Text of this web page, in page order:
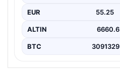
EUR 55.25
ALTIN 6660.6
BTC 3091329